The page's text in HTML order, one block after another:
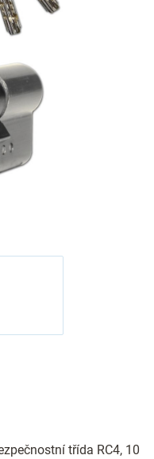
třída RC4, 10